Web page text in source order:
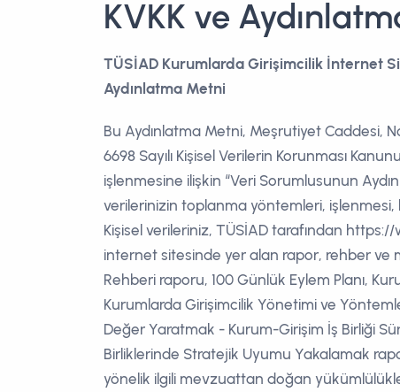
KVKK ve
TÜSİAD Kurumlarda Girişimcilik İnternet
Aydınlatma Metni
Bu Aydınlatma Metni, Meşrutiyet Caddesi,
6698 Sayılı Kişisel Verilerin Korunması
işlenmesine ilişkin “Veri Sorumlusunun
verilerinizin toplanma yöntemleri, işlenmesi,
Kişisel verileriniz, TÜSİAD tarafından
internet sitesinde yer alan rapor, rehber ve
Rehberi raporu, 100 Günlük Eylem Planı,
Kurumlarda Girişimcilik Yönetimi ve
Değer Yaratmak - Kurum-Girişim İş Birliği
Birliklerinde Stratejik Uyumu Yakalamak
yönelik ilgili mevzuattan doğan